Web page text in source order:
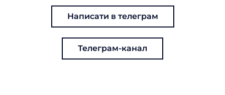
Написати в телеграм
Телеграм-канал